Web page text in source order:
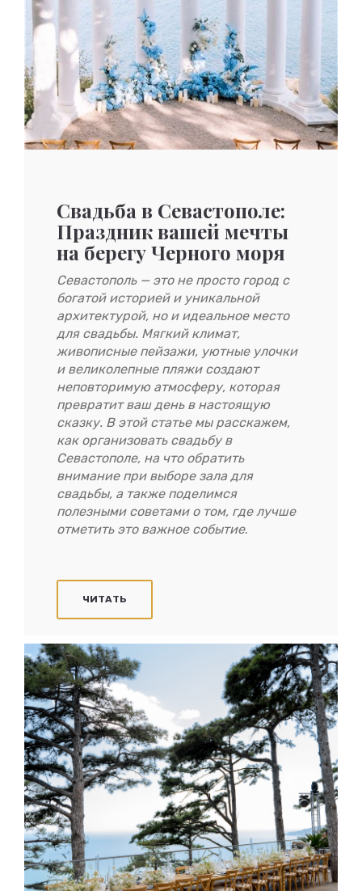
Свадьба в Севастополе:
Праздник вашей мечты
на берегу Черного моря
Севастополь — это не просто город с
богатой историей и уникальной
архитектурой, но и идеальное место
для свадьбы. Мягкий климат,
живописные пейзажи, уютные улочки
и великолепные пляжи создают
неповторимую атмосферу, которая
превратит ваш день в настоящую
сказку. В этой статье мы расскажем,
как организовать свадьбу в
Севастополе, на что обратить
внимание при выборе зала для
свадьбы, а также поделимся
полезными советами о том, где лучше
отметить это важное событие.
ЧИТАТЬ